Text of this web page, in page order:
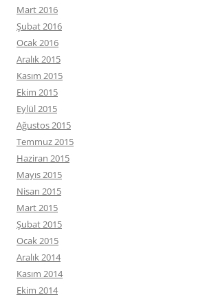
Mart 2016
Şubat 2016
Ocak 2016
Aralık 2015
Kasım 2015
Ekim 2015
Eylül 2015
Ağustos 2015
Temmuz 2015
Haziran 2015
Mayıs 2015
Nisan 2015
Mart 2015
Şubat 2015
Ocak 2015
Aralık 2014
Kasım 2014
Ekim 2014